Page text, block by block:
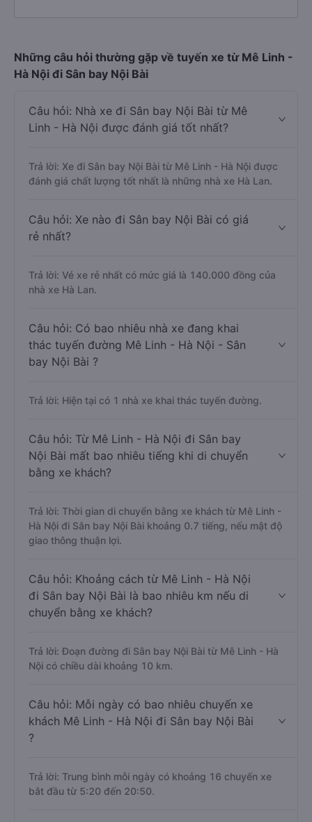
Những câu hỏi thường gặp về tuyến xe từ Mê Linh -
Hà Nội đi Sân bay Nội Bài
Câu hỏi: Nhà xe đi Sân bay Nội Bài từ Mê
Linh - Hà Nội được đánh giá tốt nhất?
Trả lời: Xe đi Sân bay Nội Bài từ Mê Linh - Hà Nội được
đánh giá chất lượng tốt nhất là những nhà xe Hà Lan.
Câu hỏi: Xe nào đi Sân bay Nội Bài có giá
rẻ nhất?
Trả lời: Vé xe rẻ nhất có mức giá là 140.000 đồng của
nhà xe Hà Lan.
Câu hỏi: Có bao nhiêu nhà xe đang khai
thác tuyến đường Mê Linh - Hà Nội - Sân
bay Nội Bài ?
Trả lời: Hiện tại có 1 nhà xe khai thác tuyến đường.
Câu hỏi: Từ Mê Linh - Hà Nội đi Sân bay
Nội Bài mất bao nhiêu tiếng khi di chuyển
bằng xe khách?
Trả lời: Thời gian di chuyển bằng xe khách từ Mê Linh -
Hà Nội đi Sân bay Nội Bài khoảng 0.7 tiếng, nếu mật độ
giao thông thuận lợi.
Câu hỏi: Khoảng cách từ Mê Linh - Hà Nội
đi Sân bay Nội Bài là bao nhiêu km nếu di
chuyển bằng xe khách?
Trả lời: Đoạn đường đi Sân bay Nội Bài từ Mê Linh - Hà
Nội có chiều dài khoảng 10 km.
Câu hỏi: Mỗi ngày có bao nhiêu chuyến xe
khách Mê Linh - Hà Nội đi Sân bay Nội Bài
?
Trả lời: Trung bình mỗi ngày có khoảng 16 chuyến xe
bắt đầu từ 5:20 đến 20:50.